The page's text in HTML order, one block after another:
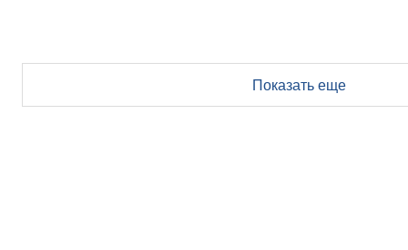
Показать еще